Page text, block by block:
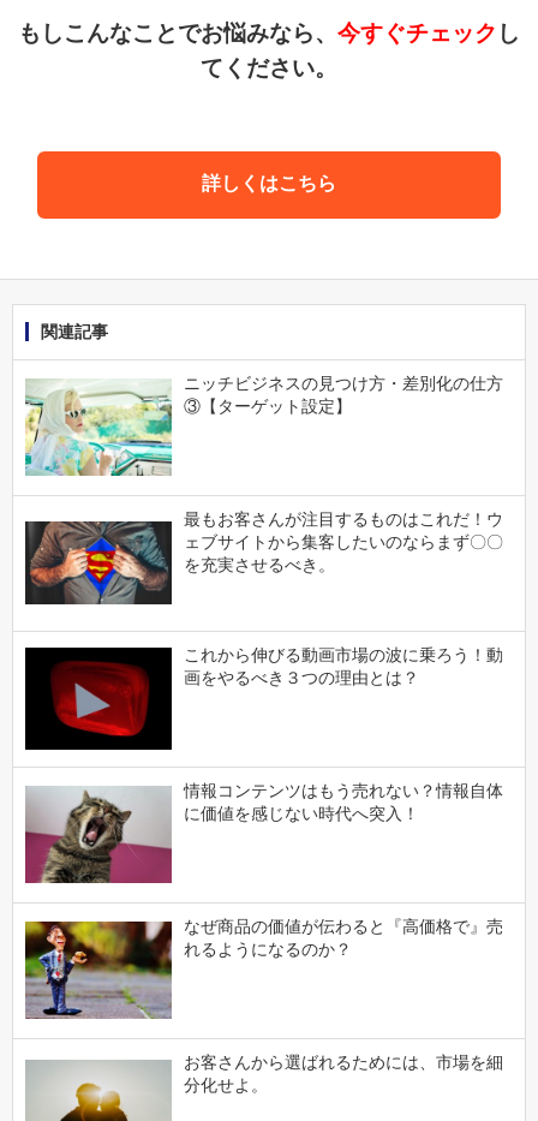
もしこんなことでお悩みなら、 今すぐチェック し
てください。
詳しくはこちら
関連記事
ニッチビジネスの見つけ方・差別化の仕方
③【ターゲット設定】
最もお客さんが注目するものはこれだ！ウ
ェブサイトから集客したいのならまず〇〇
を充実させるべき。
これから伸びる動画市場の波に乗ろう！動
画をやるべき３つの理由とは？
情報コンテンツはもう売れない？情報自体
に価値を感じない時代へ突入！
なぜ商品の価値が伝わると『高価格で』売
れるようになるのか？
お客さんから選ばれるためには、市場を細
分化せよ。